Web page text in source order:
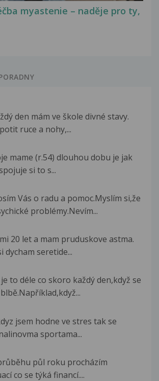
myastenie – naděje pro ty,
den mám ve škole divné stavy.
ruce a nohy,...
mame (r.54) dlouhou dobu je jak
si to s...
Vás o radu a pomoc.Myslím si,že
problémy.Nevím...
20 let a mam pruduskove astma.
dycham seretide...
to déle co skoro každý den,když se
jsem hodne ve stres tak se
sportama...
půl roku procházím
co se týká financí....